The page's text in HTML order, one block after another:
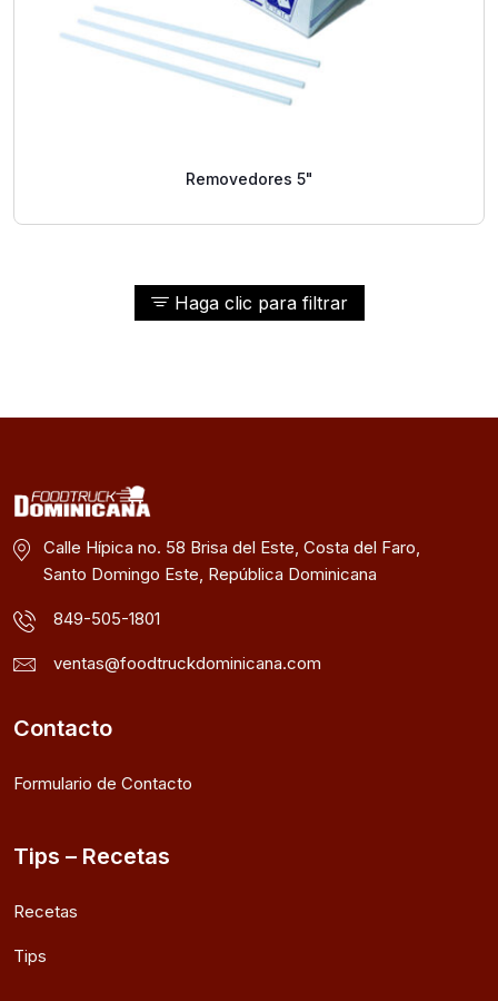
Haga clic para filtrar
Removedores 5"
Calle Hípica no. 58 Brisa del Este, Costa del Faro,
Santo Domingo Este, República Dominicana
849-505-1801
ventas@foodtruckdominicana.com
Contacto
Formulario de Contacto
Tips – Recetas
Recetas
Tips